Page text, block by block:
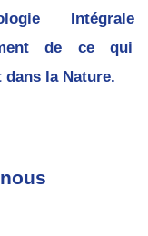
de ce
dans la Nature.